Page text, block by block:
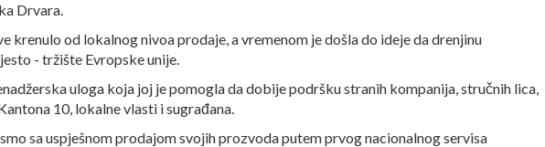
Drvara.
krenulo od lokalnog nivoa prodaje, a vremenom je došla do ideje da drenjinu
- tržište Evropske unije.
uloga koja joj je pomogla da dobije podršku stranih kompanija, stručnih lica,
10, lokalne vlasti i sugrađana.
sa uspješnom prodajom svojih prozvoda putem prvog nacionalnog servisa